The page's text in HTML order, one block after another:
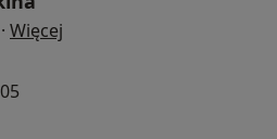
· Więcej